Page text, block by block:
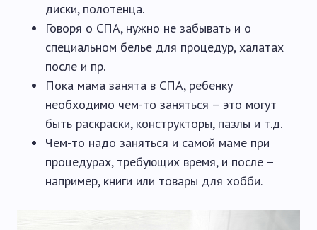
диски, полотенца.
Говоря о СПА, нужно не забывать и о
специальном белье для процедур, халатах
после и пр.
Пока мама занята в СПА, ребенку
необходимо чем-то заняться – это могут
быть раскраски, конструкторы, пазлы и т.д.
Чем-то надо заняться и самой маме при
процедурах, требующих время, и после –
например, книги или товары для хобби.